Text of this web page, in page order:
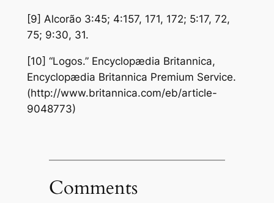
[9] Alcorão 3:45; 4:157, 171, 172; 5:17, 72,
75; 9:30, 31.
[10] “Logos.” Encyclopædia Britannica,
Encyclopædia Britannica Premium Service.
(http://www.britannica.com/eb/article-
9048773)
Comments